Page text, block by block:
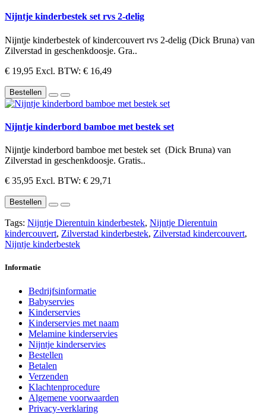
Nijntje kinderbestek set rvs 2-delig
Nijntje kinderbestek of kindercouvert rvs 2-delig (Dick Bruna) van
Zilverstad in geschenkdoosje. Gra..
€ 19,95 Excl. BTW: € 16,49
Bestellen
Nijntje kinderbord bamboe met bestek set
Nijntje kinderbord bamboe met bestek set (Dick Bruna) van
Zilverstad in geschenkdoosje. Gratis..
€ 35,95 Excl. BTW: € 29,71
Bestellen
Tags: Nijntje Dierentuin kinderbestek, Nijntje Dierentuin
kindercouvert, Zilverstad kinderbestek, Zilverstad kindercouvert,
Nijntje kinderbestek
Informatie
Bedrijfsinformatie
Babyservies
Kinderservies
Kinderservies met naam
Melamine kinderservies
Nijntje kinderservies
Bestellen
Betalen
Verzenden
Klachtenprocedure
Algemene voorwaarden
Privacy-verklaring